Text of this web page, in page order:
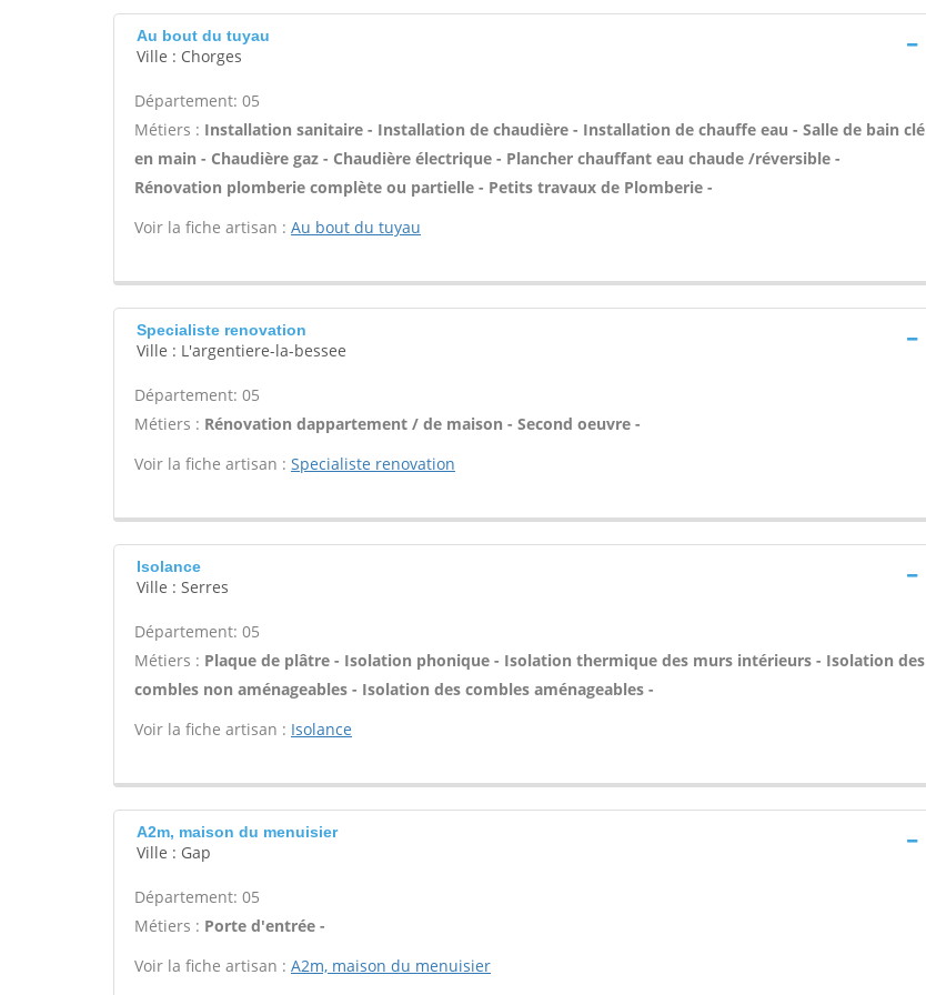
Au bout du tuyau
Ville : Chorges
Département: 05
Métiers : Installation sanitaire - Installation de chaudière - Installation de chauffe eau - Salle de bain clé
en main - Chaudière gaz - Chaudière électrique - Plancher chauffant eau chaude /réversible -
Rénovation plomberie complète ou partielle - Petits travaux de Plomberie -
Voir la fiche artisan : Au bout du tuyau
Specialiste renovation
Ville : L'argentiere-la-bessee
Département: 05
Métiers : Rénovation dappartement / de maison - Second oeuvre -
Voir la fiche artisan : Specialiste renovation
Isolance
Ville : Serres
Département: 05
Métiers : Plaque de plâtre - Isolation phonique - Isolation thermique des murs intérieurs - Isolation des
combles non aménageables - Isolation des combles aménageables -
Voir la fiche artisan : Isolance
A2m, maison du menuisier
Ville : Gap
Département: 05
Métiers : Porte d'entrée -
Voir la fiche artisan : A2m, maison du menuisier